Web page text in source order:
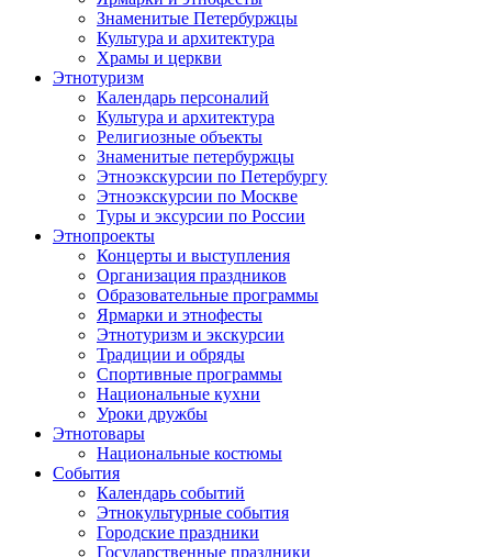
Знаменитые Петербуржцы
Культура и архитектура
Храмы и церкви
Этнотуризм
Календарь персоналий
Культура и архитектура
Религиозные объекты
Знаменитые петербуржцы
Этноэкскурсии по Петербургу
Этноэкскурсии по Москве
Туры и эксурсии по России
Этнопроекты
Концерты и выступления
Организация праздников
Образовательные программы
Ярмарки и этнофесты
Этнотуризм и экскурсии
Традиции и обряды
Спортивные программы
Национальные кухни
Уроки дружбы
Этнотовары
Национальные костюмы
События
Календарь событий
Этнокультурные события
Городские праздники
Государственные праздники